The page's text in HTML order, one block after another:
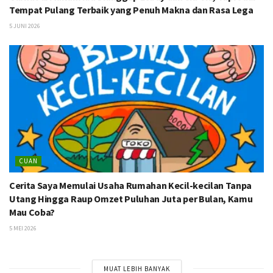
Tempat Pulang Terbaik yang Penuh Makna dan Rasa Lega
5 JUNI 2026
CUAN
Cerita Saya Memulai Usaha Rumahan Kecil-kecilan Tanpa
Utang Hingga Raup Omzet Puluhan Juta per Bulan, Kamu
Mau Coba?
5 MEI 2026
MUAT LEBIH BANYAK